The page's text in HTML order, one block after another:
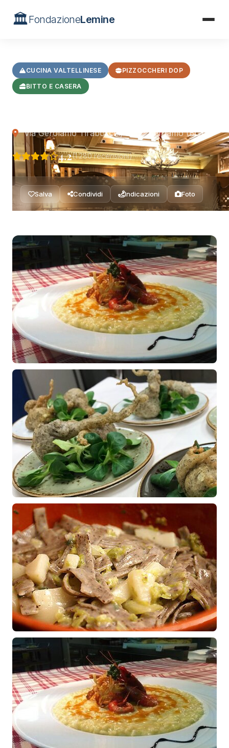
🏛️FondazioneLemine
CUCINA VALTELLINESE PIZZOCCHERI DOP
BITTO E CASERA
Via Gerolamo Tiraboschi, 57 — Bergamo (BG)
4.2(1.280 recensioni)
Salva Condividi Indicazioni Foto